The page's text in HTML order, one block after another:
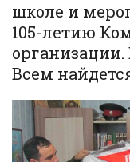
школе и
105-летию
организации.
Всем